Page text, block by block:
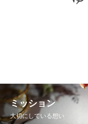
ミッション
大切にしている想い